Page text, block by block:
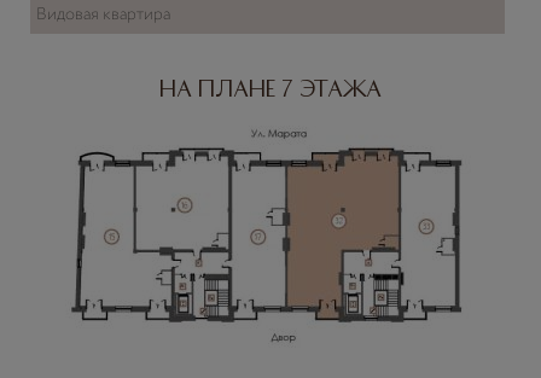
Видовая квартира
На плане 7 этажа